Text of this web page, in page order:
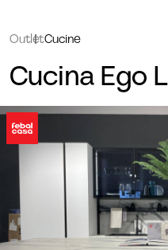
OutletCucine
Cucina Ego